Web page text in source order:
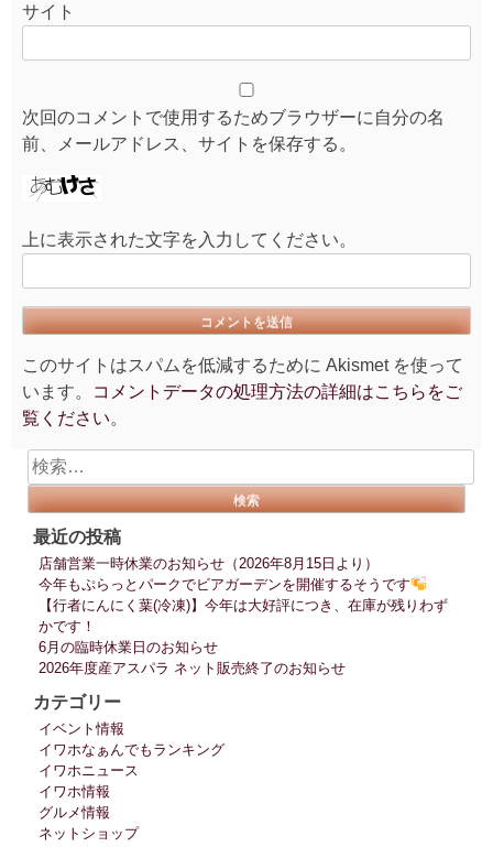
サイト
次回のコメントで使用するためブラウザーに自分の名
前、メールアドレス、サイトを保存する。
上に表示された文字を入力してください。
このサイトはスパムを低減するために Akismet を使って
います。
コメントデータの処理方法の詳細はこちらをご
覧ください。
検
索:
最近の投稿
店舗営業一時休業のお知らせ（2026年8月15日より）
今年もぷらっとパークでビアガーデンを開催するそうです
【行者にんにく葉(冷凍)】今年は大好評につき、在庫が残りわず
かです！
6月の臨時休業日のお知らせ
2026年度産アスパラ ネット販売終了のお知らせ
カテゴリー
イベント情報
イワホなぁんでもランキング
イワホニュース
イワホ情報
グルメ情報
ネットショップ